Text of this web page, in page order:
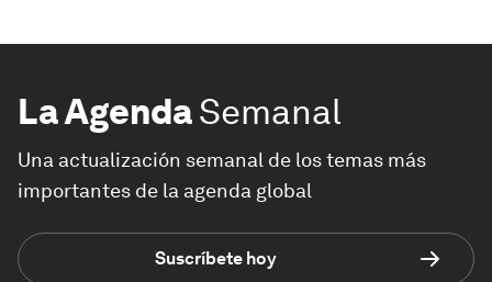
La AgendaSemanal
Una actualización semanal de los temas más
importantes de la agenda global
Suscríbete hoy